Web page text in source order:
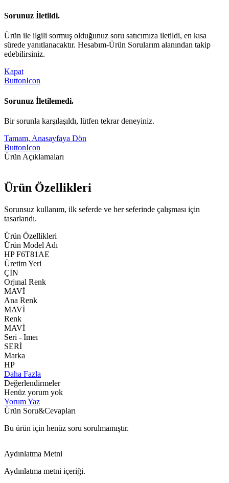
Sorunuz İletildi.
Ürün ile ilgili sormuş olduğunuz soru satıcımıza iletildi, en kısa
sürede yanıtlanacaktır. Hesabım-Ürün Sorularım alanından takip
edebilirsiniz.
Kapat
ButtonIcon
Sorunuz İletilemedi.
Bir sorunla karşılaşıldı, lütfen tekrar deneyiniz.
Tamam, Anasayfaya Dön
ButtonIcon
Ürün Açıklamaları
Ürün Özellikleri
Sorunsuz kullanım, ilk seferde ve her seferinde çalışması için
tasarlandı.
Ürün Özellikleri
Ürün Model Adı
HP F6T81AE
Üretim Yeri
ÇİN
Orjınal Renk
MAVİ
Ana Renk
MAVİ
Renk
MAVİ
Seri - Imeı
SERİ
Marka
HP
Daha Fazla
Değerlendirmeler
Henüz yorum yok
Yorum Yaz
Ürün Soru&Cevapları
Bu ürün için henüz soru sorulmamıştır.
Aydınlatma Metni
Aydınlatma metni içeriği.